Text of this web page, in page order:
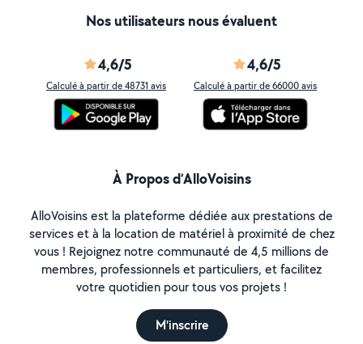
Nos utilisateurs nous évaluent
4,6/5
Calculé à partir de 48731 avis
4,6/5
Calculé à partir de 66000 avis
À Propos d’AlloVoisins
AlloVoisins est la plateforme dédiée aux prestations de
services et à la location de matériel à proximité de chez
vous ! Rejoignez notre communauté de 4,5 millions de
membres, professionnels et particuliers, et facilitez
votre quotidien pour tous vos projets !
M'inscrire